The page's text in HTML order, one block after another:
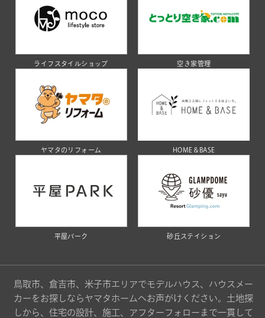
ライフスタイルショップ 空き家管理
ヤマタのリフォーム HOME＆BASE
平屋パーク 砂丘ステイション
鳥取市、倉吉市、米子市エリアでモデルハウス、ハウスメー
カーをお探しならヤマタホームへお声がけください。土地探
しから、住宅の設計、施工、アフターフォローまで一貫して